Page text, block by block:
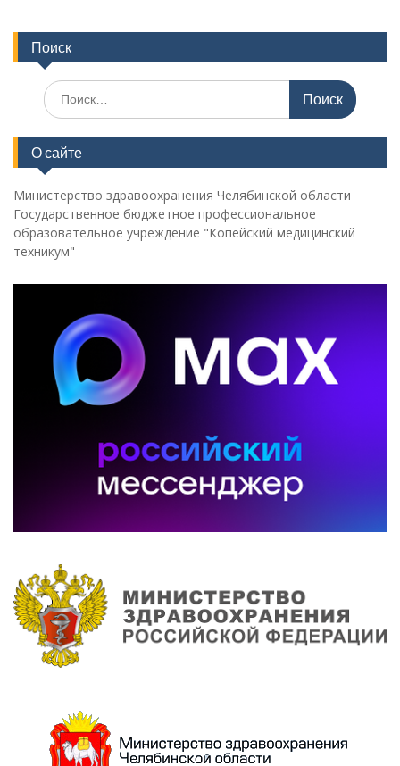
Поиск
Поиск
по:
О сайте
Министерство здравоохранения Челябинской области
Государственное бюджетное профессиональное
образовательное учреждение "Копейский медицинский
техникум"